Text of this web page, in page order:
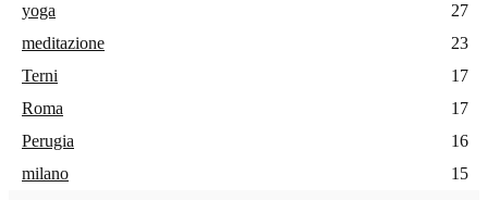
yoga
27
meditazione
23
Terni
17
Roma
17
Perugia
16
milano
15